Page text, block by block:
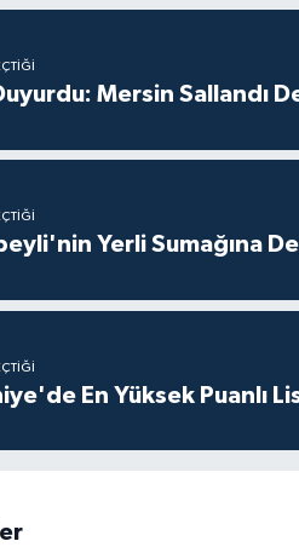
Mersin Sallandı
Yerli Sumağına
En Yüksek Puanlı